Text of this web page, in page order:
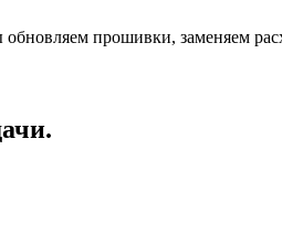
прошивки, заменяем